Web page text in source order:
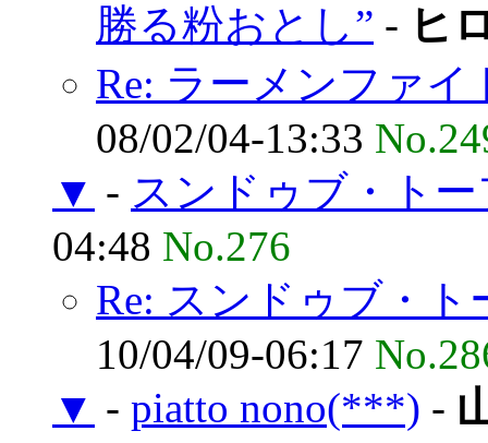
勝る粉おとし” - ヒ
Re: ラーメンファ
08/02/04-13:33
▼ - スンドゥブ・ト
04:48 No.276
Re: スンドゥブ・
10/04/09-06:17
▼ - piatto nono(***) -